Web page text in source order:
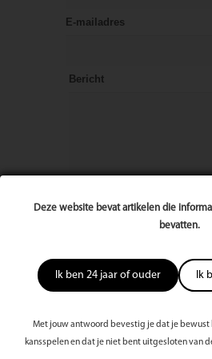
Deze website bevat artikelen die
bevatten.
Ik ben 24 jaar of ouder Ik
Met jouw antwoord bevestig je dat je bewust
kansspelen en dat je niet bent uitgesloten van
E-mailadres
Bericht